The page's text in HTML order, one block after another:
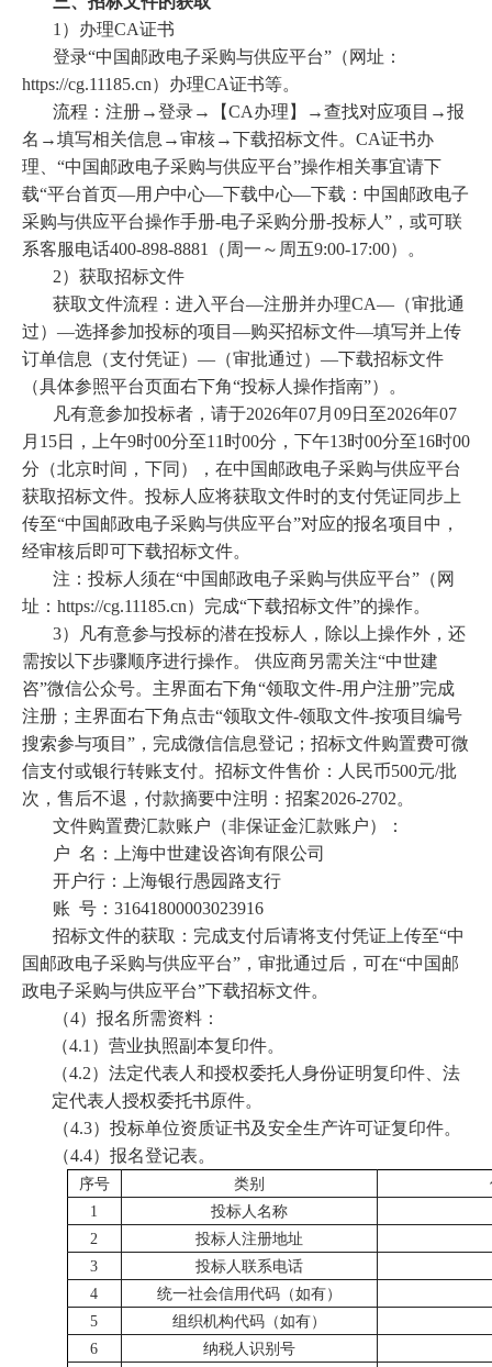
1）办理CA证书
登录“中国邮政电子采购与供应平台”（网址：
https://cg.11185.cn）办理CA证书等。
流程：注册→登录→【CA办理】→查找对应项目→报
名→填写相关信息→审核→下载招标文件。CA证书办
理、“中国邮政电子采购与供应平台”操作相关事宜请下
载“平台首页—用户中心—下载中心—下载：中国邮政电子
采购与供应平台操作手册-电子采购分册-投标人”，或可联
系客服电话400-898-8881（周一～周五9:00-17:00）。
2）获取招标文件
获取文件流程：进入平台—注册并办理CA—（审批通
过）—选择参加投标的项目—购买招标文件—填写并上传
订单信息（支付凭证）—（审批通过）—下载招标文件
（具体参照平台页面右下角“投标人操作指南”）。
凡有意参加投标者，请于2026年07月09日至2026年07
月15日，上午9时00分至11时00分，下午13时00分至16时00
分（北京时间，下同），在中国邮政电子采购与供应平台
获取招标文件。投标人应将获取文件时的支付凭证同步上
传至“中国邮政电子采购与供应平台”对应的报名项目中，
经审核后即可下载招标文件。
注：投标人须在“中国邮政电子采购与供应平台”（网
址：https://cg.11185.cn）完成“下载招标文件”的操作。
3）
凡有意参与投标的潜在投标人，除以上操作外，还
需按以下步骤顺序进行操作。 供应商另需关注“中世建
咨”微信公众号。主界面右下角“领取文件-用户注册”完成
注册；主界面右下角点击“领取文件-领取文件-按项目编号
搜索参与项目”，完成微信信息登记；招标文件购置费可微
信支付或银行转账支付。招标文件售价：人民币500元/批
次，售后不退，付款摘要中注明：招案2026-2702。
文件购置费汇款账户（非保证金汇款账户）：
户 名：上海中世建设咨询有限公司
开户行：上海银行愚园路支行
账 号：31641800003023916
招标文件的获取：完成支付后请将支付凭证上传至“中
国邮政电子采购与供应平台”，审批通过后，可在“中国邮
政电子采购与供应平台”下载招标文件。
（4）报名所需资料：
（4.1）营业执照副本复印件。
（4.2）法定代表人和授权委托人身份证明复印件、法
定代表人授权委托书原件。
（4.3）投标单位资质证书及安全生产许可证复印件。
（4.4）报名登记表。
序号 类别
1
投标人名称
2
投标人注册地址
3
投标人联系电话
4
统一社会信用代码（如有）
5
组织机构代码（如有）
6
纳税人识别号